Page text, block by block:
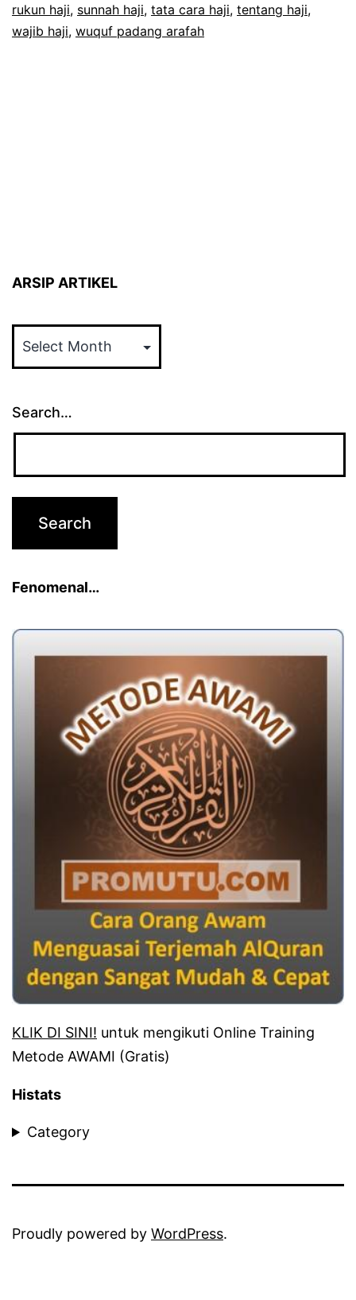
rukun haji, sunnah haji, tata cara haji, tentang haji,
wajib haji, wuquf padang arafah
ARSIP ARTIKEL
ARTIKEL
Search…
Fenomenal…
KLIK DI SINI! untuk mengikuti Online Training
Metode AWAMI (Gratis)
Histats
Category
Proudly powered by WordPress.